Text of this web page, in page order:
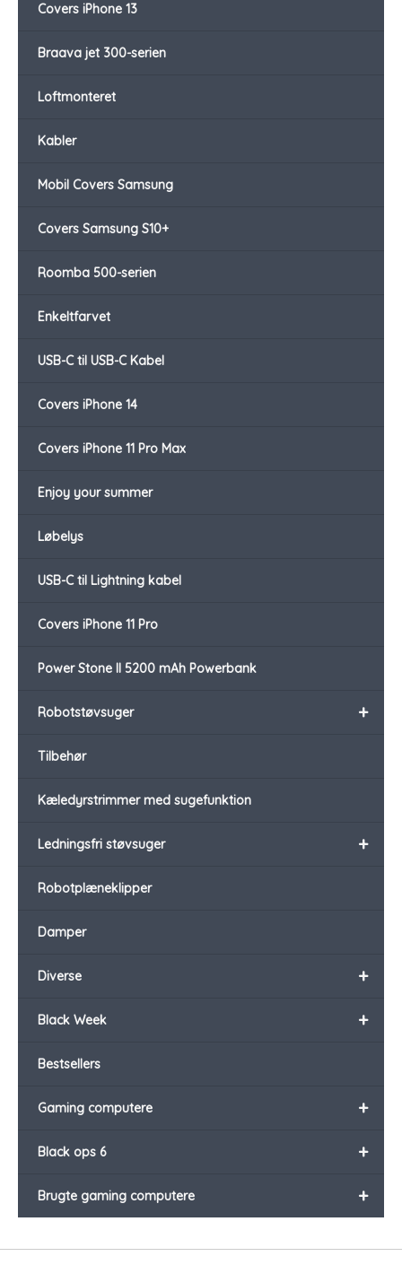
Covers iPhone 13
Braava jet 300-serien
Loftmonteret
Kabler
Mobil Covers Samsung
Covers Samsung S10+
Roomba 500-serien
Enkeltfarvet
USB-C til USB-C Kabel
Covers iPhone 14
Covers iPhone 11 Pro Max
Enjoy your summer
Løbelys
USB-C til Lightning kabel
Covers iPhone 11 Pro
Power Stone II 5200 mAh Powerbank
+
Robotstøvsuger
Tilbehør
Kæledyrstrimmer med sugefunktion
+
Ledningsfri støvsuger
Robotplæneklipper
Damper
+
Diverse
+
Black Week
Bestsellers
+
Gaming computere
+
Black ops 6
+
Brugte gaming computere